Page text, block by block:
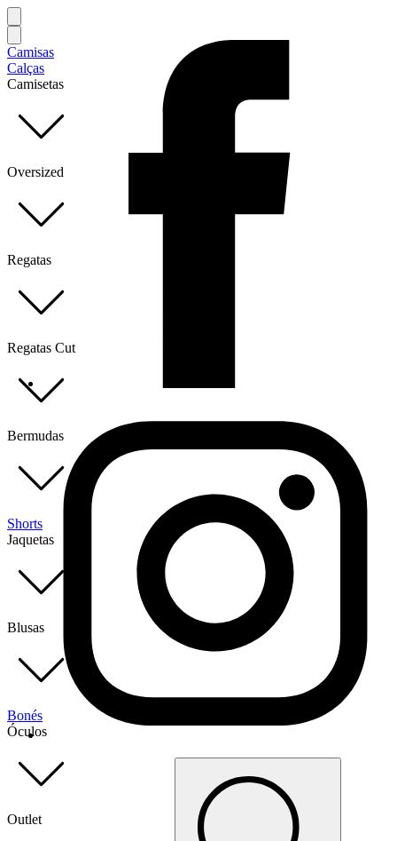
Camisas
Calças
Camisetas
Oversized
Regatas
Regatas Cut
Bermudas
Shorts
Jaquetas
Blusas
Bonés
Óculos
Outlet